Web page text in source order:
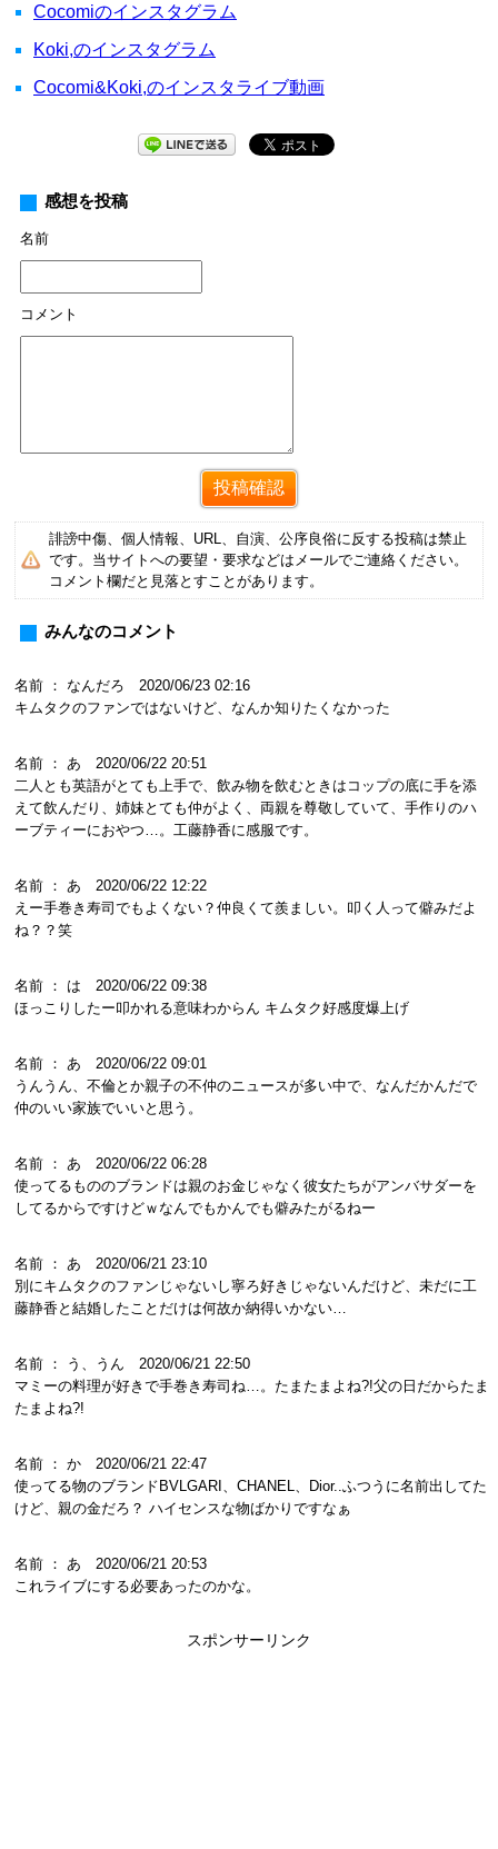
Cocomiのインスタグラム
Koki,のインスタグラム
Cocomi&Koki,のインスタライブ動画
感想を投稿
名前
コメント
誹謗中傷、個人情報、URL、自演、公序良俗に反する投稿は禁止
です。当サイトへの要望・要求などはメールでご連絡ください。
コメント欄だと見落とすことがあります。
みんなのコメント
名前 ： なんだろ 2020/06/23 02:16
キムタクのファンではないけど、なんか知りたくなかった
名前 ： あ 2020/06/22 20:51
二人とも英語がとても上手で、飲み物を飲むときはコップの底に手を添
えて飲んだり、姉妹とても仲がよく、両親を尊敬していて、手作りのハ
ーブティーにおやつ…。工藤静香に感服です。
名前 ： あ 2020/06/22 12:22
えー手巻き寿司でもよくない？仲良くて羨ましい。叩く人って僻みだよ
ね？？笑
名前 ： は 2020/06/22 09:38
ほっこりしたー叩かれる意味わからん キムタク好感度爆上げ
名前 ： あ 2020/06/22 09:01
うんうん、不倫とか親子の不仲のニュースが多い中で、なんだかんだで
仲のいい家族でいいと思う。
名前 ： あ 2020/06/22 06:28
使ってるもののブランドは親のお金じゃなく彼女たちがアンバサダーを
してるからですけどｗなんでもかんでも僻みたがるねー
名前 ： あ 2020/06/21 23:10
別にキムタクのファンじゃないし寧ろ好きじゃないんだけど、未だに工
藤静香と結婚したことだけは何故か納得いかない…
名前 ： う、うん 2020/06/21 22:50
マミーの料理が好きで手巻き寿司ね…。たまたまよね?!父の日だからたま
たまよね?!
名前 ： か 2020/06/21 22:47
使ってる物のブランドBVLGARI、CHANEL、Dior..ふつうに名前出してた
けど、親の金だろ？ ハイセンスな物ばかりですなぁ
名前 ： あ 2020/06/21 20:53
これライブにする必要あったのかな。
スポンサーリンク